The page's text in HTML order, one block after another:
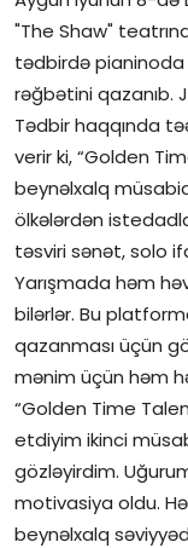
"The Shaw"
tədbirdə pianinoda
rəğbətini qazanıb.
Tədbir haqqında
verir ki, “Golden
beynəlxalq
ölkələrdən
təsviri sənət, solo
Yarışmada həm
bilərlər. Bu
qazanması üçün
mənim üçün həm
“Golden Time
etdiyim ikinci
gözləyirdim.
motivasiya oldu.
beynəlxalq